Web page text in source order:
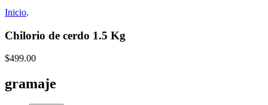
Inicio.
Chilorio de cerdo 1.5 Kg
$499.00
gramaje